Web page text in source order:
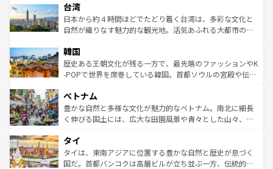
ならではの贅沢な旅のスタイルだ。 なお、新着のアメリカ
情報はコンテンツ一覧を参照してほしい。
れるおもてなしの心で訪れる人々を迎えてくれるハワイの
人々、おいしいローカルフードやハワイアンミュージッ
ク、伝統的なフラダンスなど、すべてがハワイの魅力を彩
ワイを、存分に味わってほしい。 なお、新着のハワイ情報
はコンテンツ一覧を参照してほしい。
リアリーフや大陸中央部にそびえるウルル（エアーズロッ
ク）、タスマニアの美しい原生林やケアンズの熱帯雨林な
ど、見どころがたくさん。また、カフェやワイン、オージ
いる。アクティビティも充実しており、サーフィンやダイ
ビング、ハイキングなど、アウトドア好きにはたまらな
い。オーストラリアの多彩な魅力を存分に味わいつくそ
参照してほしい。
台湾
日本から約４時間ほどでたどり着く台湾は、多彩な文化と
自然が織りなす魅力的な観光地。活気あふれる大都市の台
ン）、静ひつな山岳地帯である台湾東部など、都市の喧騒
と山間の静けさが共存しており、訪れる人に新しい発見と
驚きをもたらしてくれる。また、奥深い台湾の食文化も魅
容にもいいと評判のスイーツなど、バラエティ豊かな料理
が味わえる。 なお、新着の台湾情報は コンテンツ一覧を参
照してほしい。
韓国
歴史ある王朝文化が残る一方で、最先端のファッションやK
-POPで世界を席巻している韓国。首都ソウルの宮殿や伝統
き、地方に足を延ばせば四季折々の自然美を楽しむことが
できる。そして、キムチや焼肉、絶品のストリートフード
まで、さまざまな韓国料理が待っている。夜には、韓国な
リティに包まれながら、韓国の多彩な魅力を心ゆくまで味
わってみてほしい。 なお、新着の韓国情報はコンテンツ一
覧を参照してほしい。
ベトナム
豊かな自然と多様な文化が魅力的なベトナム。南北に細長
く伸びる国土には、広大な田園風景や青々とした山々、世
急速な発展と共に伝統が息づく。ハノイの古い町並みやホ
ーチミン市のフランス統治時代の建物も、独特の雰囲気を
醸し出している。また、バラエティの豊かさとおいしさで
タイ
タイは、東南アジアに位置する豊かな自然と歴史が息づく
国だ。首都バンコクは高層ビルが立ち並ぶ一方、伝統的な